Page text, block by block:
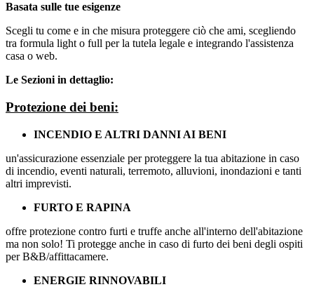
Basata sulle tue esigenze
Scegli tu come e in che misura proteggere ciò che ami, scegliendo
tra formula light o full per la tutela legale e integrando l'assistenza
casa o web.
Le Sezioni in dettaglio:
Protezione dei beni:
INCENDIO E ALTRI DANNI AI BENI
un'assicurazione essenziale per proteggere la tua abitazione in caso
di incendio, eventi naturali, terremoto, alluvioni, inondazioni e tanti
altri imprevisti.
FURTO E RAPINA
offre protezione contro furti e truffe anche all'interno dell'abitazione
ma non solo! Ti protegge anche in caso di furto dei beni degli ospiti
per B&B/affittacamere.
ENERGIE RINNOVABILI